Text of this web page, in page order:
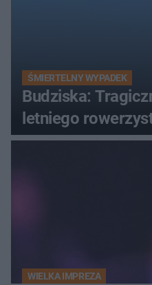
ŚMIERTELNY WYPADEK
Budziska:
letniego
WIELKA IMPREZA